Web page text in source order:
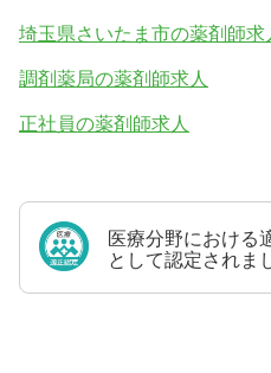
埼玉県さいたま市の薬剤師求
調剤薬局の薬剤師求人
正社員の薬剤師求人
医療分野における
として認定されま